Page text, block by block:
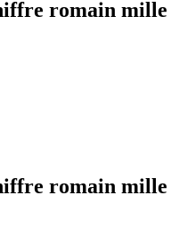
romain mille
romain mille